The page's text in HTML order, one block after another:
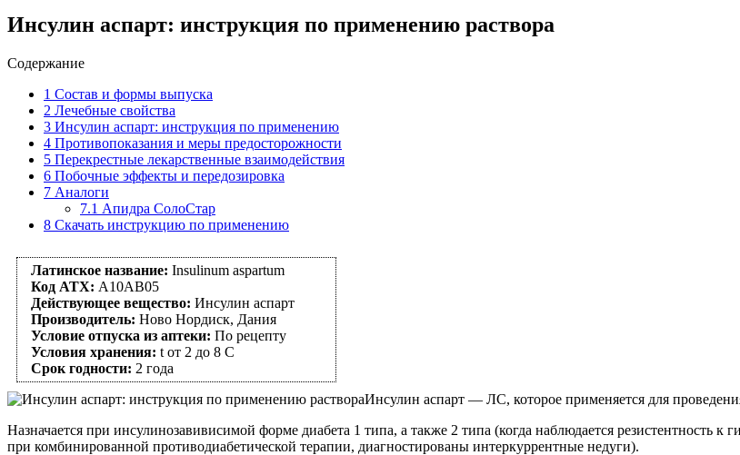
Инсулин аспарт: инструкция по применению раствора
Содержание
1 Состав и формы выпуска
2 Лечебные свойства
3 Инсулин аспарт: инструкция по применению
4 Противопоказания и меры предосторожности
5 Перекрестные лекарственные взаимодействия
6 Побочные эффекты и передозировка
7 Аналоги
7.1 Апидра СолоСтар
8 Скачать инструкцию по применению
Латинское название: Insulinum aspartum
Код АТХ: А10АВ05
Действующее вещество: Инсулин аспарт
Производитель: Ново Нордиск, Дания
Условие отпуска из аптеки: По рецепту
Условия хранения: t от 2 до 8 С
Срок годности: 2 года
Инсулин аспарт — ЛС, которое применяется для
Назначается при инсулинозавивисимой форме диабета 1 типа, а также 2 типа (когда наблюдается резистентность
при комбинированной противодиабетической терапии, диагностированы интеркуррентные недуги).